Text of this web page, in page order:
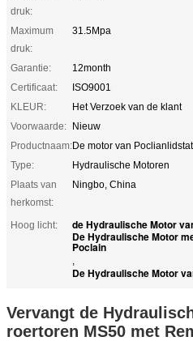
druk:
Maximum
druk:
31.5Mpa
Garantie:
12month
Certificaat:
ISO9001
KLEUR:
Het Verzoek van de klant
Voorwaarde: Nieuw
Productnaam:De motor van
Type:
Hydraulische Motoren
Plaats van
herkomst:
Ningbo, China
Hoog licht: de Hydraulische Motor
De Hydraulische Motor
Poclain
,
De Hydraulische Motor
Vervangt de
roertoren MS50 met